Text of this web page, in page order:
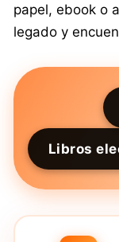
papel, ebook o
legado y
Libros